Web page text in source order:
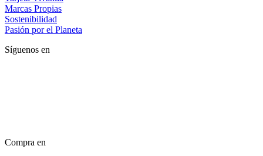
Marcas Propias
Sostenibilidad
Pasión por el Planeta
Síguenos en
Compra en